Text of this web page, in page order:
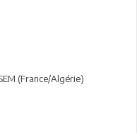
(France/Algérie)